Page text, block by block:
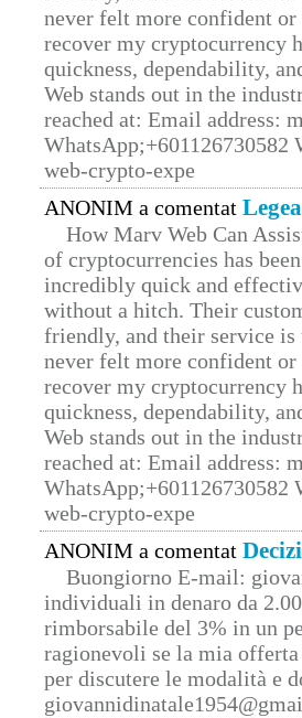
never felt more confident
recover my cryptocurrency
quickness, dependability,
Web stands out in the
reached at: Email address:
web-crypto-expe
ANONIM a comentat
How Marv Web Can
of cryptocurrencies has
incredibly quick and
without a hitch. Their
friendly, and their service
never felt more confident
recover my cryptocurrency
quickness, dependability,
Web stands out in the
reached at: Email address:
web-crypto-expe
ANONIM a comentat
Buongiorno E-mail:
individuali in denaro da
rimborsabile del 3% in un
ragionevoli se la mia
per discutere le modalità e